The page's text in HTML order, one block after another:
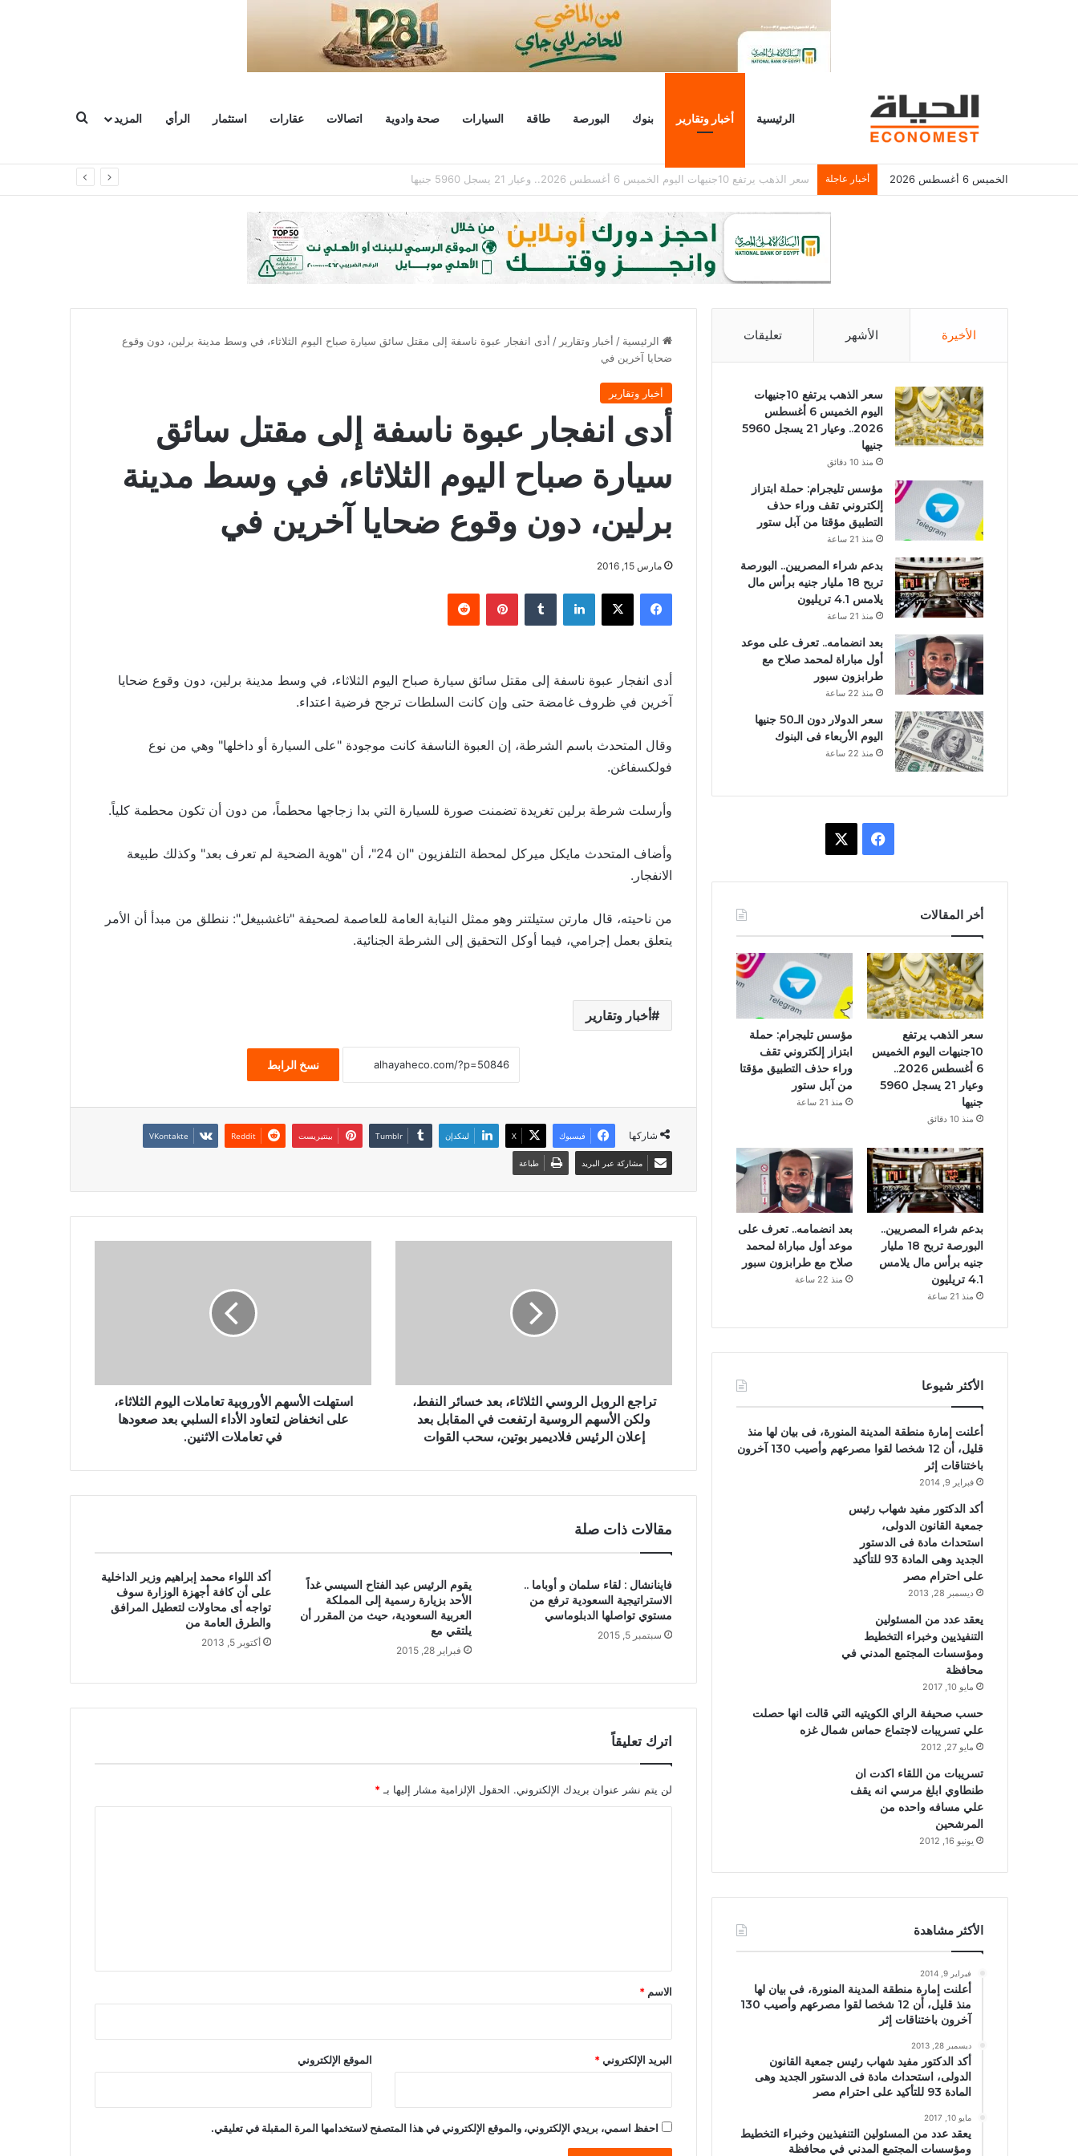
الرئيسية أخبار وتقارير بنوك البورصة طاقة السيارات صحة وادوية اتصالات عقارات استثمار الرأي المزيد
الخميس 6 أغسطس 2026 أخبار عاجلة مؤسس تليجرام: حملة ابتزاز إلكتروني تقف وراء حذف التطبيق مؤقتا من آبل ستور
الرئيسية / أخبار وتقارير / أدى انفجار عبوة ناسفة إلى مقتل سائق سيارة صباح اليوم الثلاثاء، في وسط مدينة برلين، دون وقوع
ضحايا آخرين في
أخبار وتقارير
أدى انفجار عبوة ناسفة إلى مقتل سائق
سيارة صباح اليوم الثلاثاء، في وسط مدينة
برلين، دون وقوع ضحايا آخرين في
مارس 15, 2016
فيسبوك لينكدإن بينتيريست
أدى انفجار عبوة ناسفة إلى مقتل سائق سيارة صباح اليوم الثلاثاء، في وسط مدينة برلين، دون وقوع ضحايا
آخرين في ظروف غامضة حتى وإن كانت السلطات ترجح فرضية اعتداء.
وقال المتحدث باسم الشرطة، إن العبوة الناسفة كانت موجودة "على السيارة أو داخلها" وهي من نوع
فولكسفاغن.
وأرسلت شرطة برلين تغريدة تضمنت صورة للسيارة التي بدا زجاجها محطماً، من دون أن تكون محطمة كلياً.
وأضاف المتحدث مايكل ميركل لمحطة التلفزيون "ان 24"، أن "هوية الضحية لم تعرف بعد" وكذلك طبيعة
الانفجار.
من ناحيته، قال مارتن ستيلتنر وهو ممثل النيابة العامة للعاصمة لصحيفة "تاغشبيغل": ننطلق من مبدأ أن الأمر
يتعلق بعمل إجرامي، فيما أوكل التحقيق إلى الشرطة الجنائية.
أخبار وتقارير
نسخ الرابط
شاركها فيسبوك X لينكدإن بينتيريست
مشاركة عبر البريد طباعة
تراجع الروبل الروسي الثلاثاء، بعد خسائر النفط،
ولكن الأسهم الروسية ارتفعت في المقابل بعد
إعلان الرئيس فلاديمير بوتين، سحب القوات
استهلت الأسهم الأوروبية تعاملات اليوم الثلاثاء،
على انخفاض لتعاود الأداء السلبي بعد صعودها
في تعاملات الاثنين.
مقالات ذات صلة
فاينانشال : لقاء سلمان و أوباما ..
الاستراتيجية السعودية ترفع من
مستوي تواصلها الدبلوماسي
سبتمبر 5, 2015
يقوم الرئيس عبد الفتاح السيسي غداً
الأحد بزيارة رسمية إلى المملكة
العربية السعودية، حيث من المقرر أن
يلتقي مع
فبراير 28, 2015
أكد اللواء محمد إبراهيم وزير الداخلية
على أن كافة أجهزة الوزارة سوف
تواجه أى محاولات لتعطيل المرافق
والطرق العامة من
أكتوبر 5, 2013
اترك تعليقاً
لن يتم نشر عنوان بريدك الإلكتروني. الحقول الإلزامية مشار إليها بـ *
*
الاسم *
البريد الإلكتروني* الموقع الإلكتروني
احفظ اسمي، بريدي الإلكتروني، والموقع الإلكتروني في هذا المتصفح لاستخدامها المرة المقبلة في تعليقي.
الأخيرة الأشهر تعليقات
سعر الذهب يرتفع 10جنيهات
اليوم الخميس 6 أغسطس
2026.. وعيار 21 يسجل 5960
جنيها
منذ 10 دقائق
مؤسس تليجرام: حملة ابتزاز
إلكتروني تقف وراء حذف
التطبيق مؤقتا من آبل ستور
منذ 21 ساعة
بدعم شراء المصريين.. البورصة
تربح 18 مليار جنيه برأس مال
يلامس 4.1 تريليون
منذ 21 ساعة
بعد انضمامه.. تعرف على موعد
أول مباراة لمحمد صلاح مع
طرابزون سبور
منذ 22 ساعة
سعر الدولار دون الـ50 جنيها
اليوم الأربعاء فى البنوك
منذ 22 ساعة
ب
و
ك
أخر المقالات
سعر الذهب يرتفع
10جنيهات اليوم الخميس
6 أغسطس 2026..
وعيار 21 يسجل 5960
جنيها
منذ 10 دقائق
مؤسس تليجرام: حملة
ابتزاز إلكتروني تقف
وراء حذف التطبيق مؤقتا
من آبل ستور
منذ 21 ساعة
بدعم شراء المصريين..
البورصة تربح 18 مليار
جنيه برأس مال يلامس
4.1 تريليون
منذ 21 ساعة
بعد انضمامه.. تعرف على
موعد أول مباراة لمحمد
صلاح مع طرابزون سبور
منذ 22 ساعة
الأكثر شيوعا
أعلنت إمارة منطقة المدينة المنورة، فى بيان لها منذ
قليل، أن 12 شخصا لقوا مصرعهم وأصيب 130 آخرون
باختناقات إثر
فبراير 9, 2014
أكد الدكتور مفيد شهاب رئيس
جمعية القانون الدولى،
استحداث مادة فى الدستور
الجديد وهى المادة 93 للتأكيد
على احترام مصر
ديسمبر 28, 2013
يعقد عدد من المسئولين
التنفيذيين وخبراء التخطيط
ومؤسسات المجتمع المدني في
محافظة
مايو 10, 2017
حسب صحيفة الراي الكويتيه التي قالت انها حصلت
علي تسريبات لاجتماع حماس شمال غزه
مايو 27, 2012
تسريبات من اللقاء اكدت ان
طنطاوي ابلغ مرسي انه يقف
علي مسافه واحده من
المرشحين
يونيو 16, 2012
الأكثر مشاهدة
فبراير 9, 2014
أعلنت إمارة منطقة المدينة المنورة، فى بيان لها
منذ قليل، أن 12 شخصا لقوا مصرعهم وأصيب 130
آخرون باختناقات إثر
ديسمبر 28, 2013
أكد الدكتور مفيد شهاب رئيس جمعية القانون
الدولى، استحداث مادة فى الدستور الجديد وهى
المادة 93 للتأكيد على احترام مصر
مايو 10, 2017
يعقد عدد من المسئولين التنفيذيين وخبراء التخطيط
ومؤسسات المجتمع المدني في محافظة